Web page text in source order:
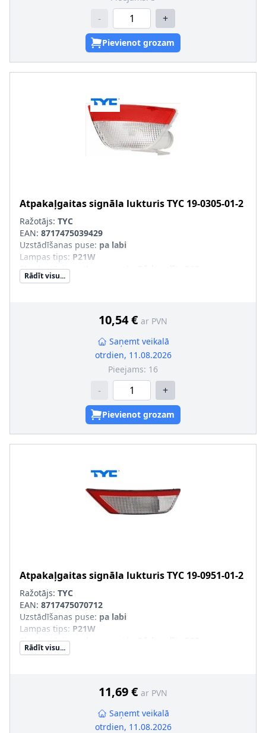
- +
Pievienot grozam
Atpakaļgaitas signāla lukturisTYC 19-0305-01-2
Ražotājs: TYC
EAN: 8717475039429
Uzstādīšanas puse: pa labi
Lampas tips: P21W
Ekspluatācijas atļaujas veids
Papildus artikuls/Papildus informācija
Rādīt visu...
10,54 € ar PVN
Saņemt veikalā
otrdien, 11.08.2026
Pieejams: 16
- +
Pievienot grozam
Atpakaļgaitas signāla lukturisTYC 19-0951-01-2
Ražotājs: TYC
EAN: 8717475070712
Uzstādīšanas puse: pa labi
Lampas tips: P21W
Ekspluatācijas atļaujas veids
Papildus artikuls/Papildus informācija
Rādīt visu...
11,69 € ar PVN
Saņemt veikalā
otrdien, 11.08.2026